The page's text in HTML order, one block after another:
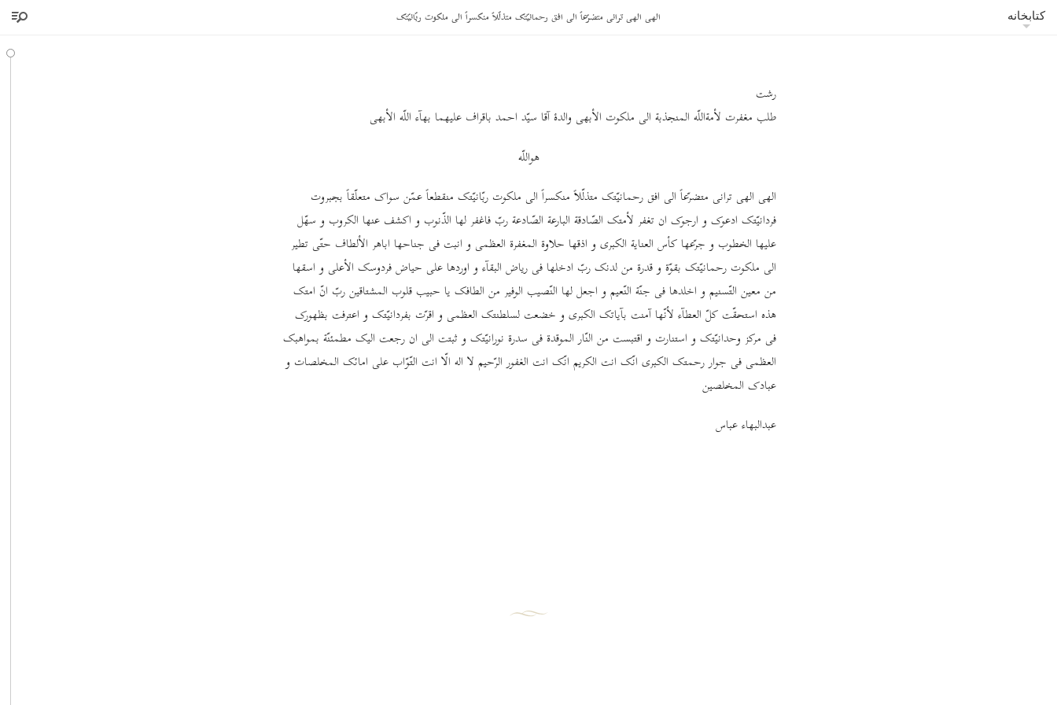
کتابخانه الهی الهی ترانی متضرّعاً الی افق رحمانیّتک متذلّلاً منکسراً الی ملکوت ربّانیّتک
رشت
طلب مغفرت لأمة‌اللّه المنجذبة الی ملکوت الأبهی والدۀ آقا سیّد احمد باقراف علیهما بهآء اللّه الأبهی
هواللّه
الهی الهی ترانی متضرّعاً الی افق رحمانیّتک متذلّلاً منکسراً الی ملکوت ربّانیّتک منقطعاً عمّن سواک متعلّقاً بجبروت
فردانیّتک ادعوک و ارجوک ان تغفر لأمتک الصّادقة البارعة الصّادعة ربّ فاغفر لها الذّنوب و اکشف عنها الکروب و سهّل
علیها الخطوب و جرّعها کأس العنایة الکبری و اذقها حلاوة المغفرة العظمی و انبت فی جناحها اباهر الألطاف حتّی تطیر
الی ملکوت رحمانیّتک بقوّة و قدرة من لدنک ربّ ادخلها فی ریاض البقآء و اوردها علی حیاض فردوسک الأعلی و اسقها
من معین التّسنیم و اخلدها فی جنّة النّعیم و اجعل لها النّصیب الوفیر من الطافک یا حبیب قلوب المشتاقین ربّ انّ امتک
هذه استحقّت کلّ العطآء لأنّها آمنت بآیاتک الکبری و خضعت لسلطنتک العظمی و اقرّت بفردانیّتک و اعترفت بظهورک
فی مرکز وحدانیّتک و استنارت و اقتبست من النّار الموقدة فی سدرة نورانیّتک و ثبتت الی ان رجعت الیک مطمئنّة بمواهبک
العظمی فی جوار رحمتک الکبری انّک انت الکریم انّک انت الغفور الرّحیم لا اله الّا انت التّوّاب علی امائک المخلصات و
عبادک المخلصین
عبدالبهاء عباس